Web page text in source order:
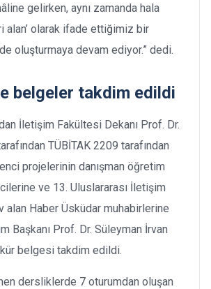
gelirken, aynı zamanda hala
alan’ olarak ifade ettiğimiz bir
oluşturmaya devam ediyor.” dedi.
belgeler takdim edildi
İletişim Fakültesi Dekanı Prof. Dr.
TÜBİTAK 2209 tarafından
projelerinin danışman öğretim
ve 13. Uluslararası İletişim
alan Haber Üsküdar muhabirlerine
Başkanı Prof. Dr. Süleyman İrvan
belgesi takdim edildi.
dersliklerde 7 oturumdan oluşan